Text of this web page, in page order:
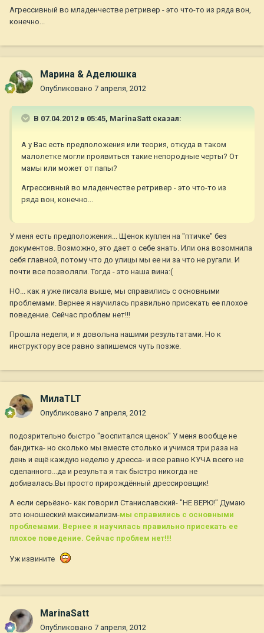
Агрессивный во младенчестве ретривер - это что-то из ряда вон,
конечно...
Марина & Аделюшка
Опубликовано 7 апреля, 2012
В 07.04.2012 в 05:45, MarinaSatt сказал:
А у Вас есть предположения или теория, откуда в таком
малолетке могли проявиться такие непородные черты? От
мамы или может от папы?
Агрессивный во младенчестве ретривер - это что-то из
ряда вон, конечно...
У меня есть предположения... Щенок куплен на "птичке" без
документов. Возможно, это дает о себе знать. Или она возомнила
себя главной, потому что до улицы мы ее ни за что не ругали. И
почти все позволяли. Тогда - это наша вина:(
НО... как я уже писала выше, мы справились с основными
проблемами. Вернее я научилась правильно присекать ее плохое
поведение. Сейчас проблем нет!!!
Прошла неделя, и я довольна нашими результатами. Но к
инструктору все равно запишемся чуть позже.
МилаTLT
Опубликовано 7 апреля, 2012
подозрительно быстро "воспитался щенок" У меня вообще не
бандитка- но сколько мы вместе столько и учимся три раза на
день и ещё каждую неделю у дресса- и все равно КУЧА всего не
сделанного...да и результа я так быстро никогда не
добивалась.Вы просто прирождённый дрессировщик!
А если серьёзно- как говорил Станиславский- "НЕ ВЕРЮ!" Думаю
это юношеский максимализм-мы справились с основными
проблемами. Вернее я научилась правильно присекать ее
плохое поведение. Сейчас проблем нет!!!
Уж извините
MarinaSatt
Опубликовано 7 апреля, 2012